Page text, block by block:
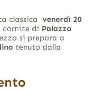
classica venerdì 20
cornice di Palazzo
si prepara a
tenuto dalla